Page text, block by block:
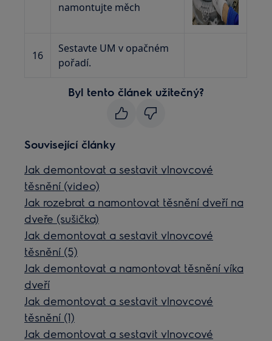
namontujte měch
16
Sestavte UM v opačném
pořadí.
Byl tento článek užitečný?
Související články
Jak demontovat a sestavit vlnovcové
těsnění (video)
Jak rozebrat a namontovat těsnění dveří na
dveře (sušička)
Jak demontovat a sestavit vlnovcové
těsnění (5)
Jak demontovat a namontovat těsnění víka
dveří
Jak demontovat a sestavit vlnovcové
těsnění (1)
Jak demontovat a sestavit vlnovcové